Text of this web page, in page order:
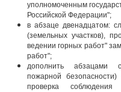
уполномоченным
Российской Федерации";
в абзаце двенадцатом:
(земельных участков),
ведении горных работ"
работ";
дополнить абзацами
пожарной
проверка